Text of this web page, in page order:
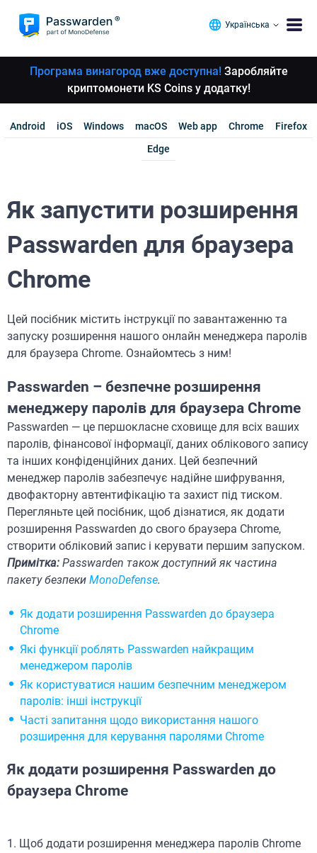
Українська
Програма винагород вже доступна!Заробляйте
криптомонети KS Coins у додатку!
Android iOS Windows macOS Web app Chrome
Firefox
Edge
Як запустити розширення
Passwarden для браузера
Chrome
Цей посібник містить інструкції по завантаженню та
запуску розширення нашого онлайн менеджера паролів
для браузера Chrome. Ознайомтесь з ним!
Passwarden – безпечне розширення
менеджеру паролів для браузера Chrome
Passwarden — це першокласне сховище для всіх ваших
паролів, фінансової інформації, даних облікового запису
та інших конфіденційних даних. Цей безпечний
менеджер паролів забезпечує надійне шифрування,
двофакторну автентифікацію та захист під тиском.
Перегляньте цей посібник, щоб дізнатися, як додати
розширення Passwarden до свого браузера Chrome,
створити обліковий запис і керувати першим запуском.
Примітка: Passwarden також доступний як частина
пакету безпеки MonoDefense.
Як додати розширення Passwarden до браузера
Chrome
Які функції роблять Passwarden найкращим
менеджером паролів
Як користуватися нашим безпечним менеджером
паролів: інші інструкції
Часті запитання щодо використання нашого
розширення для керування паролями Chrome
Як додати розширення Passwarden до
браузера Chrome
1. Щоб додати розширення менеджера паролів Chrome